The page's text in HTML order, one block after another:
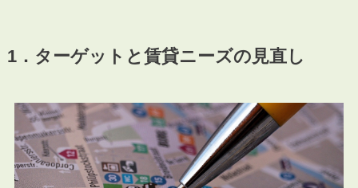
1．ターゲットと賃貸ニーズの見直し